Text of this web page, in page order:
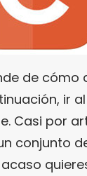
de cómo
ir
Casi por
conjunto